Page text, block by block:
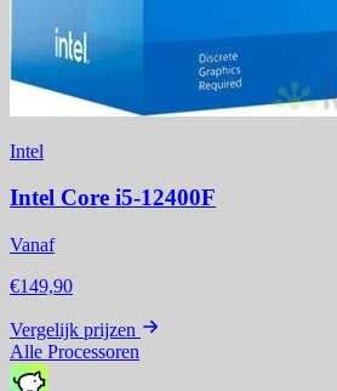
Intel
Intel Core i5-12400F
Vanaf
€149,90
Vergelijk prijzen
Alle Processoren